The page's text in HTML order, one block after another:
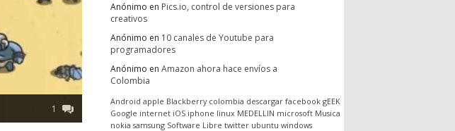
1
Anónimo en Pics.io, control de versiones para
creativos
Anónimo en 10 canales de Youtube para
programadores
Anónimo en Amazon ahora hace envíos a
Colombia
Android apple Blackberry colombia descargar facebook gEEK
Google internet iOS iphone linux MEDELLIN microsoft Musica
nokia samsung Software Libre twitter ubuntu windows